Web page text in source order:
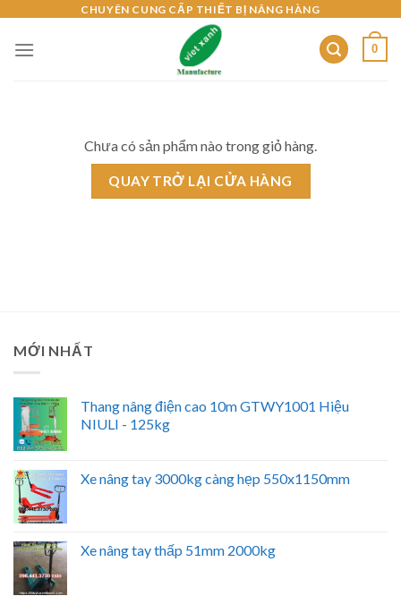
content
CHUYÊN CUNG CẤP THIẾT BỊ NÂNG HÀNG
0
Chưa có sản phẩm nào trong giỏ hàng.
QUAY TRỞ LẠI CỬA HÀNG
MỚI NHẤT
Thang nâng điện cao 10m GTWY1001 Hiệu
NIULI - 125kg
Xe nâng tay 3000kg càng hẹp 550x1150mm
Xe nâng tay thấp 51mm 2000kg